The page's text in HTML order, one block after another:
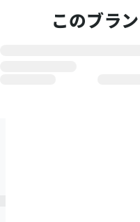
このブラ